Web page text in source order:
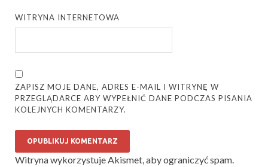
WITRYNA INTERNETOWA
ZAPISZ MOJE DANE, ADRES E-MAIL I WITRYNĘ W
PRZEGLĄDARCE ABY WYPEŁNIĆ DANE PODCZAS PISANIA
KOLEJNYCH KOMENTARZY.
Witryna wykorzystuje Akismet, aby ograniczyć spam.